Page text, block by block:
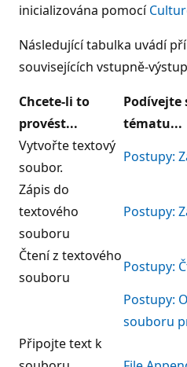
inicializována pomocí
Následující tabulka uvádí
souvisejících vstupně-
Chcete-li to
provést...
Podívejte
tématu...
Vytvořte textový
soubor.
Postupy:
Zápis do
textového
souboru
Postupy:
Čtení z textového
souboru
Postupy:
Připojte text k
Postupy:
souboru